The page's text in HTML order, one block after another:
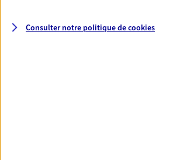
DEMANDER UN DEVIS
Consulter notre politique decookies